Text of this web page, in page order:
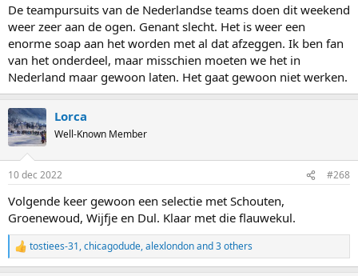
De teampursuits van de Nederlandse teams doen dit weekend
weer zeer aan de ogen. Genant slecht. Het is weer een
enorme soap aan het worden met al dat afzeggen. Ik ben fan
van het onderdeel, maar misschien moeten we het in
Nederland maar gewoon laten. Het gaat gewoon niet werken.
Lorca
Well-Known Member
10 dec 2022 #268
Volgende keer gewoon een selectie met Schouten,
Groenewoud, Wijfje en Dul. Klaar met die flauwekul.
R
e
tostiees-31,chicagodude,alexlondonand 3 others